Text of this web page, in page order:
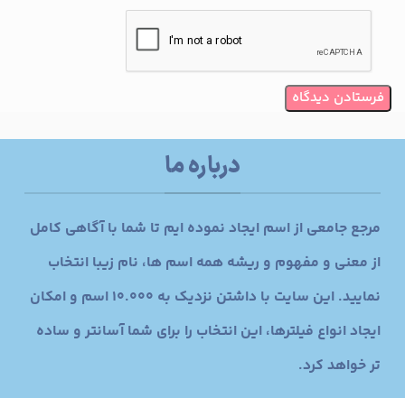
درباره ما
مرجع جامعی از اسم ایجاد نموده ایم تا شما با آگاهی کامل
از معنی و مفهوم و ریشه همه اسم ها، نام زیبا انتخاب
نمایید. این سایت با داشتن نزدیک به 10.000 اسم و امکان
ایجاد انواع فیلترها، این انتخاب را برای شما آسانتر و ساده
تر خواهد کرد.